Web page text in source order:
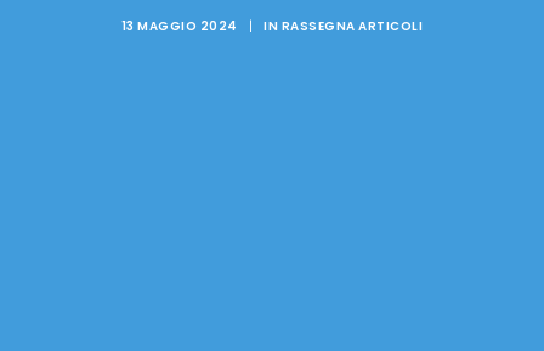
13 MAGGIO 2024 | IN RASSEGNA ARTICOLI